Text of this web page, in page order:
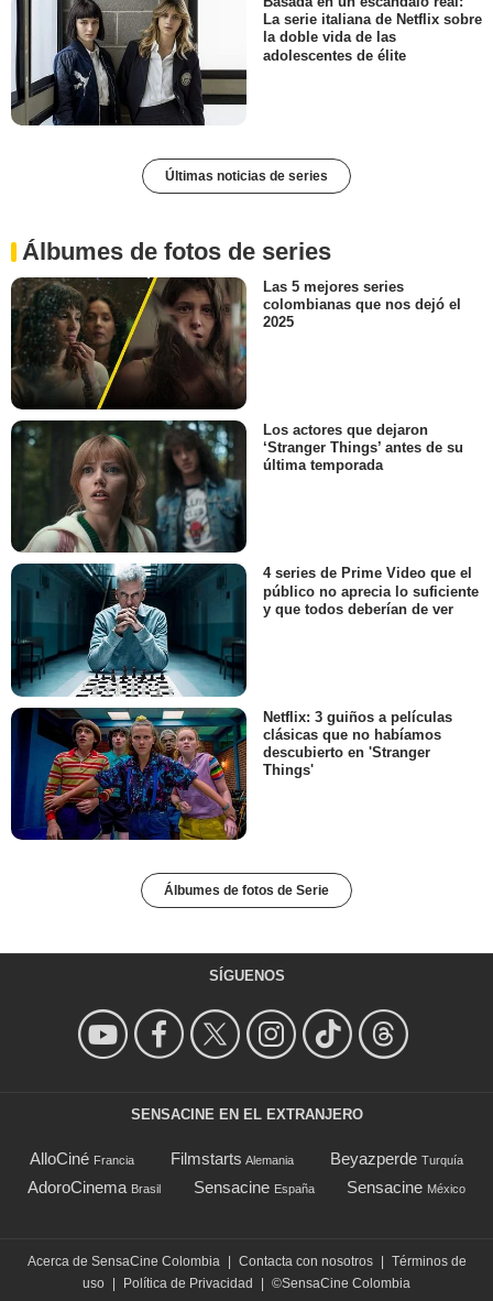
La serie italiana de Netflix sobre
la doble vida de las
adolescentes de élite
Últimas noticias de series
Álbumes de fotos de series
Las 5 mejores series
colombianas que nos dejó el
2025
Los actores que dejaron
‘Stranger Things’ antes de su
última temporada
4 series de Prime Video que el
público no aprecia lo suficiente
y que todos deberían de ver
Netflix: 3 guiños a películas
clásicas que no habíamos
descubierto en 'Stranger
Things'
Álbumes de fotos de Serie
SÍGUENOS
SENSACINE EN EL EXTRANJERO
AlloCiné Francia Filmstarts Alemania Beyazperde Turquía
AdoroCinema Brasil Sensacine España Sensacine México
Acerca de SensaCine Colombia Contacta con nosotros
Términos de
uso
Política de Privacidad ©SensaCine Colombia